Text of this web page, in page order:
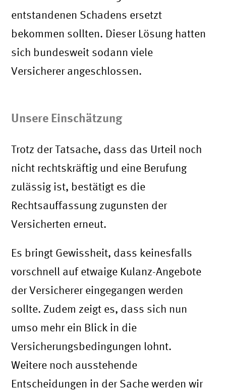
entstandenen Schadens ersetzt
bekommen sollten. Dieser Lösung hatten
sich bundesweit sodann viele
Versicherer angeschlossen.
Unsere Einschätzung
Trotz der Tatsache, dass das Urteil noch
nicht rechtskräftig und eine Berufung
zulässig ist, bestätigt es die
Rechtsauffassung zugunsten der
Versicherten erneut.
Es bringt Gewissheit, dass keinesfalls
vorschnell auf etwaige Kulanz-Angebote
der Versicherer eingegangen werden
sollte. Zudem zeigt es, dass sich nun
umso mehr ein Blick in die
Versicherungsbedingungen lohnt.
Weitere noch ausstehende
Entscheidungen in der Sache werden wir